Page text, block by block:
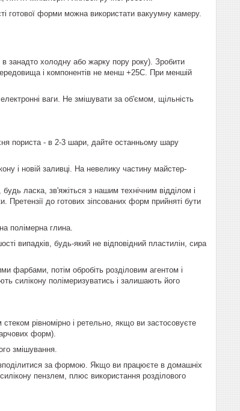
готової форми можна використати вакуумну камеру.
в занадто холодну або жарку пору року). Зробити
і компонентів не менш +25С. При меншій
ваги. Не змішувати за об'ємом, щільність
пориста - в 2-3 шари, дайте останньому шару
і новій заливці. На невелику частину майстер-
ласка, зв'яжіться з нашим технічним відділом і
Претензії до готових зіпсованих форм прийняті бути
полімерна глина.
випадків, будь-який не відповідний пластилін, сира
фарбами, потім обробіть розділовим агентом і
силікону полімеризуватись і залишають його
рівномірно і ретельно, якщо ви застосовуєте
форм).
змішування.
за формою. Якщо ви працюєте в домашніх
пензлем, плюс використання розділового